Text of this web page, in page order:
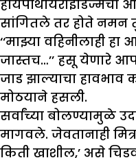
सांगितले तर होते नमन
‘‘माझ्या वहिनीलाही
जास्तच…’’ हसू येणारे
जाड झाल्याचा हावभाव
मोठयाने हसली.
सर्वांच्या बोलण्यामुळे
मागवले. जेवतानाही
किती खाशील,’ असे